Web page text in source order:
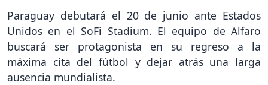
Paraguay debutará el 20 de junio ante Estados
Unidos en el SoFi Stadium. El equipo de Alfaro
buscará ser protagonista en su regreso a la
máxima cita del fútbol y dejar atrás una larga
ausencia mundialista.